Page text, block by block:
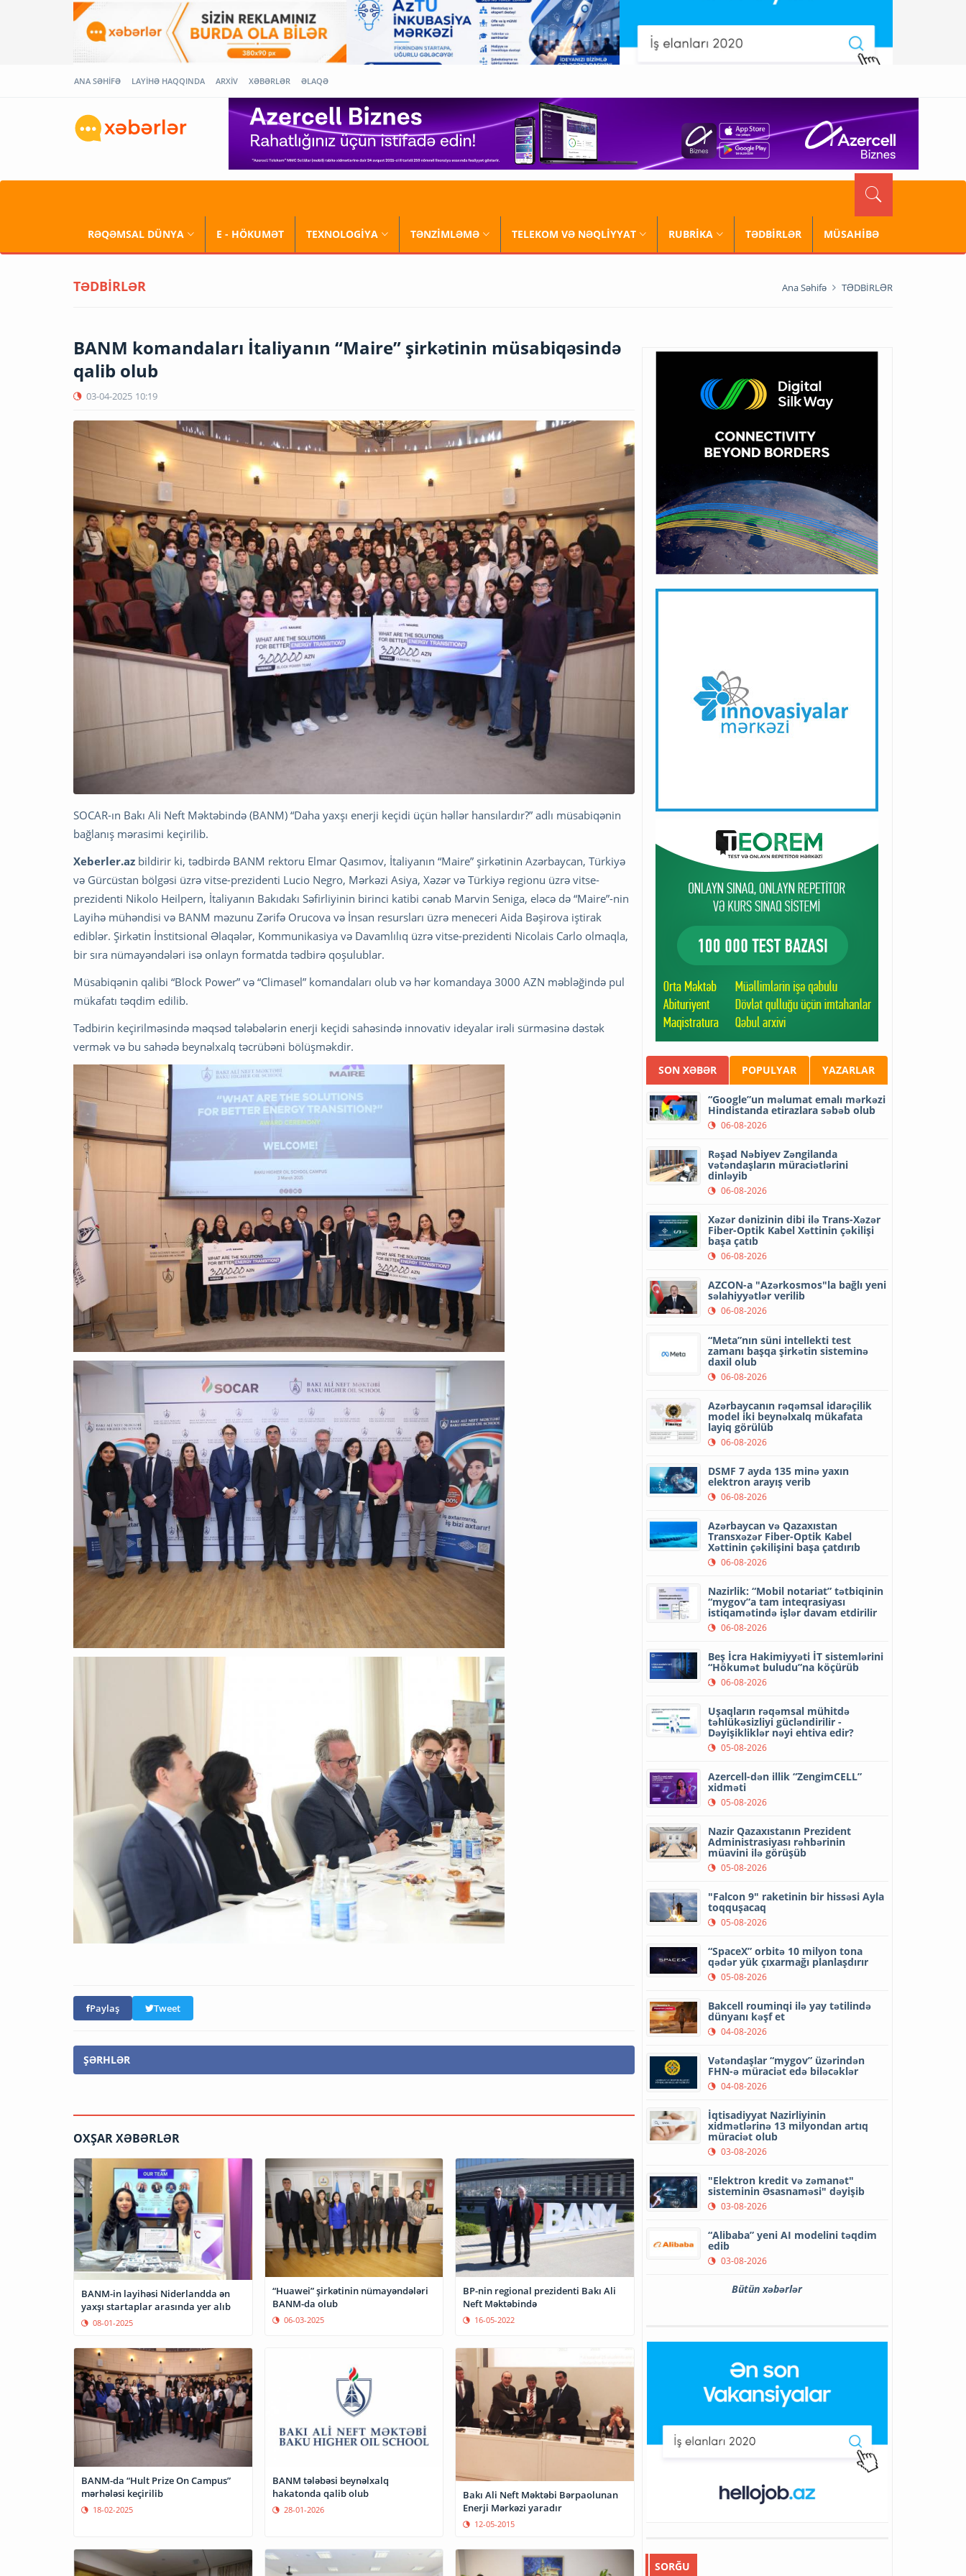
ANA SƏHİFƏ LAYİHƏ HAQQINDA ARXİV XƏBƏRLƏR ƏLAQƏ
RƏQƏMSAL DÜNYA E - HÖKUMƏT TEXNOLOGİYA TƏNZİMLƏMƏ TELEKOM VƏ NƏQLİYYAT RUBRİKA TƏDBİRLƏR MÜSAHİBƏ
TƏDBİRLƏR Ana Səhifə TƏDBİRLƏR
BANM komandaları İtaliyanın “Maire” şirkətinin müsabiqəsində
qalib olub
03-04-2025 10:19
SOCAR-ın Bakı Ali Neft Məktəbində (BANM) “Daha yaxşı enerji keçidi üçün həllər hansılardır?” adlı müsabiqənin
bağlanış mərasimi keçirilib.
Xeberler.az bildirir ki, tədbirdə BANM rektoru Elmar Qasımov, İtaliyanın “Maire” şirkətinin Azərbaycan, Türkiyə
və Gürcüstan bölgəsi üzrə vitse-prezidenti Lucio Negro, Mərkəzi Asiya, Xəzər və Türkiyə regionu üzrə vitse-
prezidenti Nikolo Heilpern, İtaliyanın Bakıdakı Səfirliyinin birinci katibi cənab Marvin Seniga, eləcə də “Maire”-nin
Layihə mühəndisi və BANM məzunu Zərifə Orucova və İnsan resursları üzrə meneceri Aida Bəşirova iştirak
ediblər. Şirkətin İnstitsional Əlaqələr, Kommunikasiya və Davamlılıq üzrə vitse-prezidenti Nicolais Carlo olmaqla,
bir sıra nümayəndələri isə onlayn formatda tədbirə qoşulublar.
Müsabiqənin qalibi “Block Power” və “Climasel” komandaları olub və hər komandaya 3000 AZN məbləğində pul
mükafatı təqdim edilib.
Tədbirin keçirilməsində məqsəd tələbələrin enerji keçidi sahəsində innovativ ideyalar irəli sürməsinə dəstək
vermək və bu sahədə beynəlxalq təcrübəni bölüşməkdir.
Paylaş Tweet
ŞƏRHLƏR
OXŞAR XƏBƏRLƏR
BANM-in layihəsi Niderlandda ən
yaxşı startaplar arasında yer alıb
08-01-2025
“Huawei” şirkətinin nümayəndələri
BANM-da olub
06-03-2025
BP-nin regional prezidenti Bakı Ali
Neft Məktəbində
16-05-2022
BANM-da “Hult Prize On Campus”
mərhələsi keçirilib
18-02-2025
BANM tələbəsi beynəlxalq
hakatonda qalib olub
28-01-2026
Bakı Ali Neft Məktəbi Bərpaolunan
Enerji Mərkəzi yaradır
12-05-2015
SON XƏBƏR POPULYAR YAZARLAR
“Google”un məlumat emalı mərkəzi
Hindistanda etirazlara səbəb olub
06-08-2026
Rəşad Nəbiyev Zəngilanda
vətəndaşların müraciətlərini
dinləyib
06-08-2026
Xəzər dənizinin dibi ilə Trans-Xəzər
Fiber-Optik Kabel Xəttinin çəkilişi
başa çatıb
06-08-2026
AZCON-a "Azərkosmos"la bağlı yeni
səlahiyyətlər verilib
06-08-2026
“Meta”nın süni intellekti test
zamanı başqa şirkətin sisteminə
daxil olub
06-08-2026
Azərbaycanın rəqəmsal idarəçilik
model iki beynəlxalq mükafata
layiq görülüb
06-08-2026
DSMF 7 ayda 135 minə yaxın
elektron arayış verib
06-08-2026
Azərbaycan və Qazaxıstan
Transxəzər Fiber-Optik Kabel
Xəttinin çəkilişini başa çatdırıb
06-08-2026
Nazirlik: “Mobil notariat” tətbiqinin
“mygov”a tam inteqrasiyası
istiqamətində işlər davam etdirilir
06-08-2026
Beş İcra Hakimiyyəti İT sistemlərini
“Hökumət buludu”na köçürüb
06-08-2026
Uşaqların rəqəmsal mühitdə
təhlükəsizliyi gücləndirilir -
Dəyişikliklər nəyi ehtiva edir?
05-08-2026
Azercell-dən illik “ZengimCELL”
xidməti
05-08-2026
Nazir Qazaxıstanın Prezident
Administrasiyası rəhbərinin
müavini ilə görüşüb
05-08-2026
"Falcon 9" raketinin bir hissəsi Ayla
toqquşacaq
05-08-2026
“SpaceX” orbitə 10 milyon tona
qədər yük çıxarmağı planlaşdırır
05-08-2026
Bakcell rouminqi ilə yay tətilində
dünyanı kəşf et
04-08-2026
Vətəndaşlar “mygov” üzərindən
FHN-ə müraciət edə biləcəklər
04-08-2026
İqtisadiyyat Nazirliyinin
xidmətlərinə 13 milyondan artıq
müraciət olub
03-08-2026
"Elektron kredit və zəmanət"
sisteminin Əsasnaməsi" dəyişib
03-08-2026
“Alibaba” yeni AI modelini təqdim
edib
03-08-2026
Bütün xəbərlər
SORĞU